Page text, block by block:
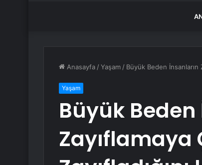
Anasayfa /Yaşam / Büyük Beden İnsanların
Yaşam
Büyük
Zayıflamaya